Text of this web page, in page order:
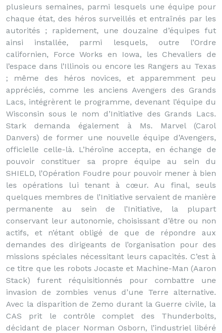
plusieurs semaines, parmi lesquels une équipe pour
chaque état, des héros surveillés et entraînés par les
autorités ; rapidement, une douzaine d’équipes fut
ainsi installée, parmi lesquels, outre l’Ordre
californien, Force Works en Iowa, les Chevaliers de
l’espace dans l’Illinois ou encore les Rangers au Texas
; même des héros novices, et apparemment peu
appréciés, comme les anciens Avengers des Grands
Lacs, intégrèrent le programme, devenant l’équipe du
Wisconsin sous le nom d’Initiative des Grands Lacs.
Stark demanda également à Ms. Marvel (Carol
Danvers) de former une nouvelle équipe d’Avengers,
officielle celle-là. L’héroïne accepta, en échange de
pouvoir constituer sa propre équipe au sein du
SHIELD, l’Opération Foudre pour pouvoir mener à bien
les opérations lui tenant à cœur. Au final, seuls
quelques membres de l’Initiative servaient de manière
permanente au sein de l’Initiative, la plupart
conservant leur autonomie, choisissant d’être ou non
actifs, et n’étant obligé de que de répondre aux
demandes des dirigeants de l’organisation pour des
missions spéciales nécessitant leurs capacités. C’est à
ce titre que les robots Jocaste et Machine-Man (Aaron
Stack) furent réquisitionnés pour combattre une
invasion de zombies venus d’une Terre alternative.
Avec la disparition de Zemo durant la Guerre civile, la
CAS prit le contrôle complet des Thunderbolts,
décidant de placer Norman Osborn, l’industriel libéré